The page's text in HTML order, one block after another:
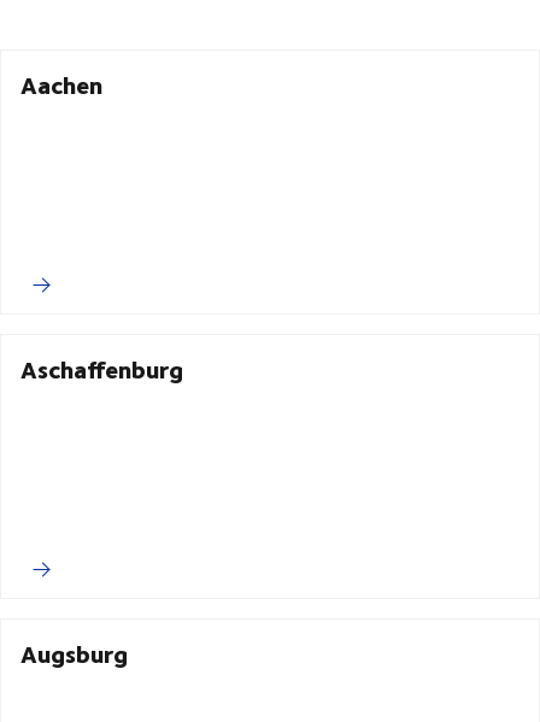
Aachen
Aschaffenburg
Augsburg